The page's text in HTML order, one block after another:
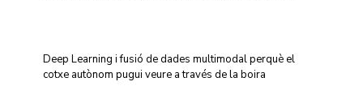
Deep Learning i fusió de dades multimodal perquè el
cotxe autònom pugui veure a través de la boira